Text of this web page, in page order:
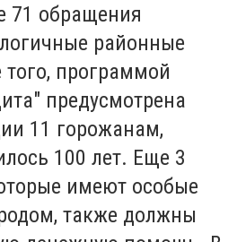
71 обращения
районные
того, программой
предусмотрена
11 горожанам,
100 лет. Еще 3
имеют особые
также должны